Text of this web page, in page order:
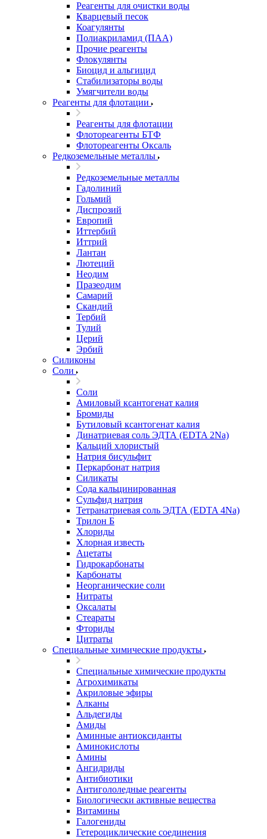
Реагенты для очистки воды
Кварцевый песок
Коагулянты
Полиакриламид (ПАА)
Прочие реагенты
Флокулянты
Биоцид и альгицид
Стабилизаторы воды
Умягчители воды
Реагенты для флотации
Реагенты для флотации
Флотореагенты БТФ
Флотореагенты Оксаль
Редкоземельные металлы
Редкоземельные металлы
Гадолиний
Гольмий
Диспрозий
Европий
Иттербий
Иттрий
Лантан
Лютеций
Неодим
Празеодим
Самарий
Скандий
Тербий
Тулий
Церий
Эрбий
Силиконы
Соли
Соли
Амиловый ксантогенат калия
Бромиды
Бутиловый ксантогенат калия
Динатриевая соль ЭДТА (EDTA 2Na)
Кальций хлористый
Натрия бисульфит
Перкарбонат натрия
Силикаты
Сода кальцинированная
Сульфид натрия
Тетранатриевая соль ЭДТА (EDTA 4Na)
Трилон Б
Хлориды
Хлорная известь
Ацетаты
Гидрокарбонаты
Карбонаты
Неорганические соли
Нитраты
Оксалаты
Стеараты
Фториды
Цитраты
Специальные химические продукты
Специальные химические продукты
Агрохимикаты
Акриловые эфиры
Алканы
Альдегиды
Амиды
Аминные антиоксиданты
Аминокислоты
Амины
Ангидриды
Антибиотики
Антигололедные реагенты
Биологически активные вещества
Витамины
Галогениды
Гетероциклические соединения